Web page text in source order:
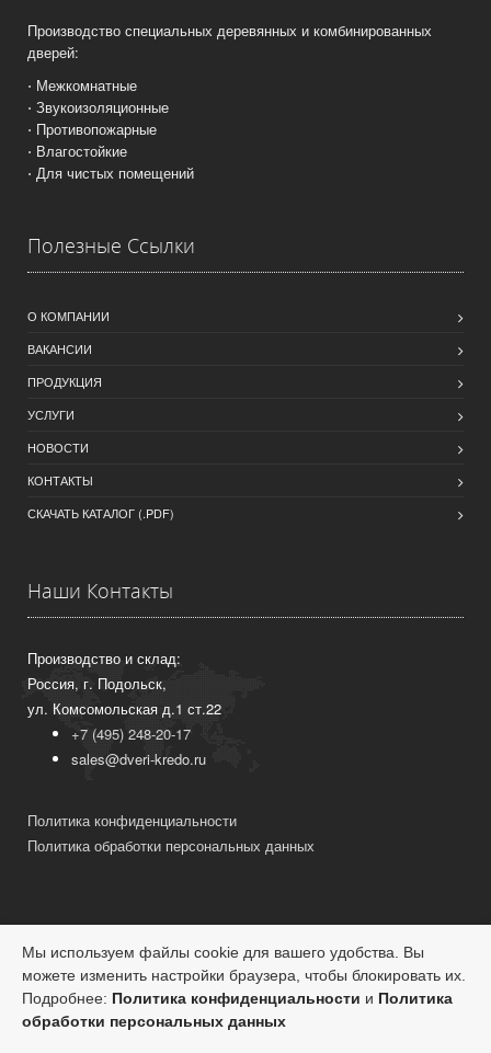
Производство специальных деревянных и комбинированных
дверей:
⋅ Межкомнатные
⋅ Звукоизоляционные
⋅ Противопожарные
⋅ Влагостойкие
⋅ Для чистых помещений
Полезные Ссылки
О КОМПАНИИ
ВАКАНСИИ
ПРОДУКЦИЯ
УСЛУГИ
НОВОСТИ
КОНТАКТЫ
СКАЧАТЬ КАТАЛОГ (.PDF)
Наши Контакты
Производство и склад:
Россия, г. Подольск,
ул. Комсомольская д.1 ст.22
+7 (495) 248-20-17
sales@dveri-kredo.ru
Политика конфиденциальности
Политика обработки персональных данных
© Двери Кредо, 2026
Разработка сайта — Top&Topic
Мы используем файлы cookie для вашего удобства. Вы
можете изменить настройки браузера, чтобы блокировать их.
Подробнее: Политика конфиденциальности и Политика
обработки персональных данных